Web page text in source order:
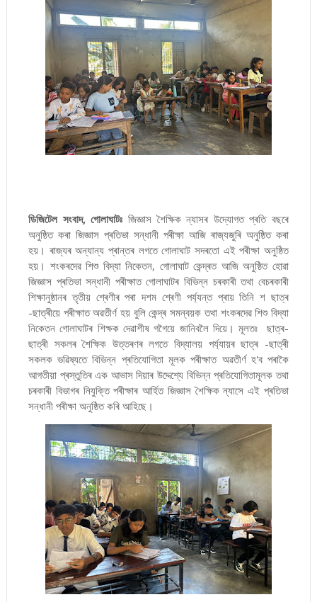
ডিজিটেল সংবাদ, গোলাঘাটঃ জিজ্ঞাস শৈক্ষিক ন্যাসৰ উদ্যোগত প্ৰতি বছৰে
অনুষ্ঠিত কৰা জিজ্ঞাস প্ৰতিভা সন্ধানী পৰীক্ষা আজি ৰাজ্যজুৰি অনুষ্ঠিত কৰা
হয়। ৰাজ্যৰ অন্যান্য প্ৰান্তৰ লগতে গোলাঘাট সদৰতো এই পৰীক্ষা অনুষ্ঠিত
হয়। শংকৰদেৱ শিশু বিদ্যা নিকেতন, গোলাঘাট কেন্দ্ৰত আজি অনুষ্ঠিত হোৱা
জিজ্ঞাস প্ৰতিভা সন্ধানী পৰীক্ষাত গোলাঘাটৰ বিভিন্ন চৰকাৰী তথা বেচৰকাৰী
শিক্ষানুষ্ঠানৰ তৃতীয় শ্ৰেণীৰ পৰা দশম শ্ৰেণী পৰ্য্যন্ত প্ৰায় তিনি শ ছাত্ৰ
-ছাত্ৰীয়ে পৰীক্ষাত অৱতীৰ্ণ হয় বুলি কেন্দ্ৰ সমন্বয়ক তথা শংকৰদেৱ শিশু বিদ্যা
নিকেতন গোলাঘাটৰ শিক্ষক দেৱাশীষ গগৈয়ে জানিবলৈ দিয়ে। মূলতঃ ছাত্ৰ-
ছাত্ৰী সকলৰ শৈক্ষিক উত্তৰণৰ লগতে বিদ্যালয় পৰ্য্যায়ৰ ছাত্ৰ -ছাত্ৰী
সকলক ভৱিষ্যতে বিভিন্ন প্ৰতিযোগিতা মূলক পৰীক্ষাত অৱতীৰ্ণ হ'ব পৰাকৈ
আগতীয়া প্ৰস্তুতিৰ এক আভাস দিয়াৰ উদ্দেশ্যে বিভিন্ন প্ৰতিযোগিতামূলক তথা
চৰকাৰী বিভাগৰ নিযুক্তি পৰীক্ষাৰ আৰ্হিত জিজ্ঞাস শৈক্ষিক ন্যাসে এই প্ৰতিভা
সন্ধানী পৰীক্ষা অনুষ্ঠিত কৰি আহিছে।